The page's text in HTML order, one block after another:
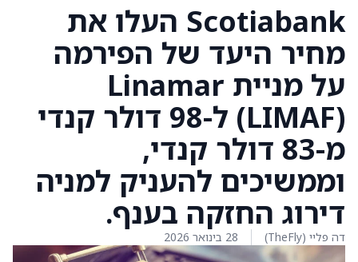
Scotiabank העלו את
מחיר היעד של הפירמה
על מניית Linamar
(LIMAF) ל-98 דולר קנדי
מ-83 דולר קנדי,
וממשיכים להעניק למניה
דירוג החזקה בענף.
דה פליי (TheFly) 28 בינואר 2026